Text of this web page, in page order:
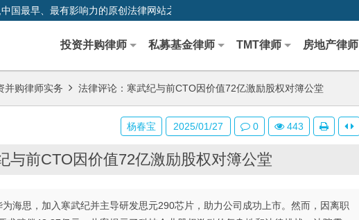
国最早、最有影响力的原创法律网站之一
投资并购律师 私募基金律师 TMT律师 房地产律师
并购律师实务 法律评论：寒武纪与前CTO因价值72亿激励股权对簿公堂
与前CTO因价值72亿激励股权对簿公堂
海思，加入寒武纪并主导研发思元290芯片，助力公司成功上市。然而，因离职
杨春宝 2025/01/27 0 443